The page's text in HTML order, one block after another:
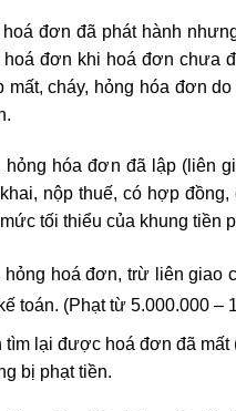
hoá đơn đã phát hành
đơn khi hoá đơn chưa
cháy, hỏng hóa đơn
hỏng hóa đơn đã lập (liên
nộp thuế, có hợp
tối thiểu của khung tiền
hỏng hoá đơn, trừ liên
toán. (Phạt từ 5.000.000 –
lại được hoá đơn đã mất
bị phạt tiền.